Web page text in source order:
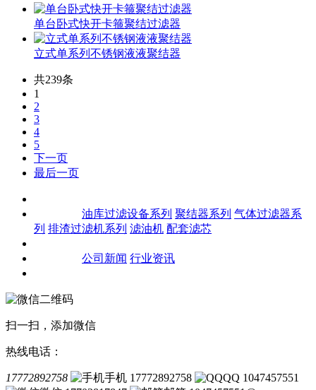
单台卧式快开卡箍聚结过滤器
立式单系列不锈钢液液聚结器
共239条
1
2
3
4
5
下一页
最后一页
油库过滤设备系列 聚结器系列 气体过滤器系
列 排渣过滤机系列 滤油机 配套滤芯
公司新闻 行业资讯
扫一扫，添加微信
热线电话：
17772892758 手机 17772892758
QQ 1047457551